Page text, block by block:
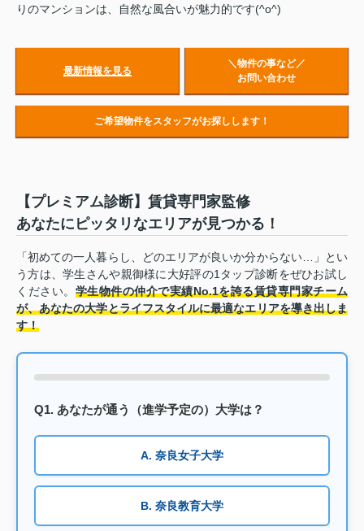
りのマンションは、自然な風合いが魅力的です(^o^)
最新情報を見る
＼物件の事など／
お問い合わせ
ご希望物件をスタッフがお探しします！
【プレミアム診断】賃貸専門家監修
あなたにピッタリなエリアが見つかる！
「初めての一人暮らし、どのエリアが良いか分からない…」とい
う方は、学生さんや親御様に大好評の1タップ診断をぜひお試し
ください。 学生物件の仲介で実績No.1を誇る賃貸専門家チーム
が、あなたの大学とライフスタイルに最適なエリアを導き出しま
す！
Q1. あなたが通う（進学予定の）大学は？
A. 奈良女子大学
B. 奈良教育大学